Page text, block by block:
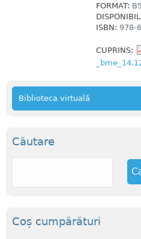
FORMAT: B5
ISBN: 978-
CUPRINS:
Biblioteca virtuală
Căutare
C
Coș cumpărături